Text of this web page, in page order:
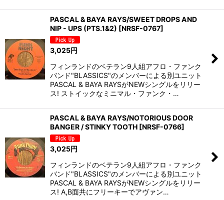
PASCAL & BAYA RAYS/SWEET DROPS AND
NIP - UPS (PTS.1&2) [NRSF-0767]
3,025円
フィンランドのベテラン9人組アフロ・ファンク
バンド"BLASSICS"のメンバーによる別ユニット
PASCAL & BAYA RAYSがNEWシングルをリリー
ス! ストイックなミニマル・ファンク・…
PASCAL & BAYA RAYS/NOTORIOUS DOOR
BANGER / STINKY TOOTH [NRSF-0766]
3,025円
フィンランドのベテラン9人組アフロ・ファンク
バンド"BLASSICS"のメンバーによる別ユニット
PASCAL & BAYA RAYSがNEWシングルをリリー
ス! A,B面共にフリーキーでアヴァン…